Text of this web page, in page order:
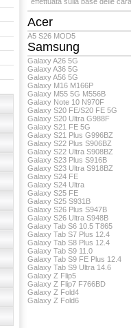
Acer
A5 S26 MOD5
Samsung
Galaxy A26 5G
Galaxy A36 5G
Galaxy A56 5G
Galaxy M16 M166P
Galaxy M55 5G M556B
Galaxy Note 10 N970F
Galaxy S20 FE/S20 FE 5G
Galaxy S20 Ultra G988F
Galaxy S21 FE 5G
Galaxy S21 Plus G996BZ
Galaxy S22 Plus S906BZ
Galaxy S22 Ultra S908BZ
Galaxy S23 Plus S916B
Galaxy S23 Ultra S918BZ
Galaxy S24 FE
Galaxy S24 Ultra
Galaxy S25 FE
Galaxy S25 S931B
Galaxy S26 Plus S947B
Galaxy S26 Ultra S948B
Galaxy Tab S6 10.5 T865
Galaxy Tab S7 Plus 12.4
Galaxy Tab S8 Plus 12.4
Galaxy Tab S9 11.0
Galaxy Tab S9 FE Plus 12.4
Galaxy Tab S9 Ultra 14.6
Galaxy Z Flip5
Galaxy Z Flip7 F766BD
Galaxy Z Fold4
Galaxy Z Fold6